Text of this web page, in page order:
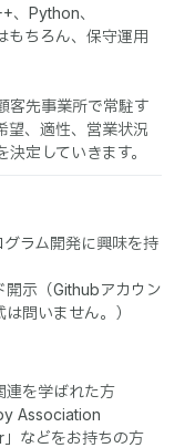
、Python、
もちろん、保守運用
客先事業所で常駐す
望、適性、営業状況
定していきます。
ラム開発に興味を持
開示（Githubアカウン
問いません。）
連を学ばれた方
Association
などをお持ちの方